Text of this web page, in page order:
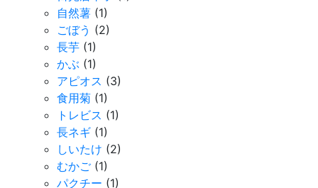
自然薯 (1)
ごぼう (2)
長芋 (1)
かぶ (1)
アピオス (3)
食用菊 (1)
トレビス (1)
長ネギ (1)
しいたけ (2)
むかご (1)
パクチー (1)